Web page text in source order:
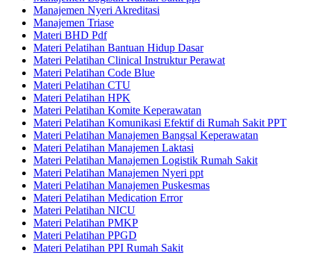
Manajemen Nyeri Akreditasi
Manajemen Triase
Materi BHD Pdf
Materi Pelatihan Bantuan Hidup Dasar
Materi Pelatihan Clinical Instruktur Perawat
Materi Pelatihan Code Blue
Materi Pelatihan CTU
Materi Pelatihan HPK
Materi Pelatihan Komite Keperawatan
Materi Pelatihan Komunikasi Efektif di Rumah Sakit PPT
Materi Pelatihan Manajemen Bangsal Keperawatan
Materi Pelatihan Manajemen Laktasi
Materi Pelatihan Manajemen Logistik Rumah Sakit
Materi Pelatihan Manajemen Nyeri ppt
Materi Pelatihan Manajemen Puskesmas
Materi Pelatihan Medication Error
Materi Pelatihan NICU
Materi Pelatihan PMKP
Materi Pelatihan PPGD
Materi Pelatihan PPI Rumah Sakit